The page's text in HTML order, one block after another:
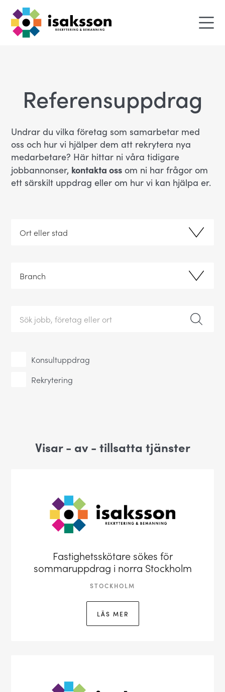
Referensuppdrag
Undrar du vilka företag som samarbetar med
oss och hur vi hjälper dem att rekrytera nya
medarbetare? Här hittar ni våra tidigare
jobbannonser, kontakta oss om ni har frågor om
ett särskilt uppdrag eller om hur vi kan hjälpa er.
Konsultuppdrag
Rekrytering
Visar- av- tillsatta tjänster
Fastighetsskötare sökes för
sommaruppdrag i norra Stockholm
STOCKHOLM
LÄS MER